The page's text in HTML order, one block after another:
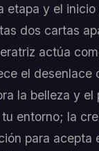
etapa y el
dos cartas
actúa
el desenlace
la belleza y el
entorno; la
para acepta